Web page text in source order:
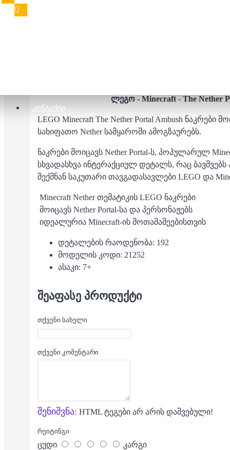
ᲙᲝᲜᲢᲐᲥᲢᲘ
72.00 ₾
ლეგო - Minecraft - The Nether
LEGO Minecraft The Nether Portal Ambush ნაკრები
სახიფათო Nether სამყაროში ამოგზაურებს.
ნაკრები მოიცავს Nether Portal-ს, პოპულარულ
სხვადასხვა ინტერაქციულ დეტალს, რაც
შექმნან საკუთარი თავგადასავლები LEGO და
Minecraft Nether თემატიკის LEGO ნაკრები
მოიცავს Nether Portal-სა და პერსონაჟებს
იდეალურია Minecraft-ის მოთამაშეებისთვის
დეტალების რაოდენობა: 192
მოდელის კოდი: 21252
ასაკი: 7+
ᲨᲔᲐᲤᲐᲡᲔ ᲞᲠᲝᲓᲣᲥᲢᲘ
თქვენი სახელი
თქვენი კომენტარი
შენიშვნა: HTML ტეგები არ არის დაშვებული!
რეიტინგი
ცუდი კარგი